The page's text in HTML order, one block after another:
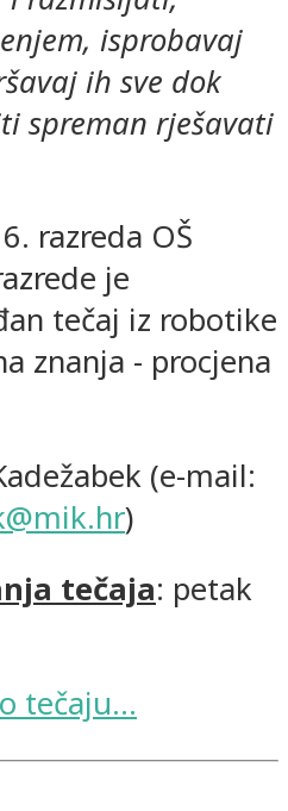
isprobavaj
ih sve dok
spreman rješavati
razreda OŠ
je
tečaj iz robotike
znanja - procjena
(e-mail:
)
tečaja: petak
tečaju...